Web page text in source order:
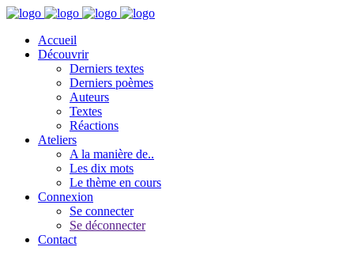
Accueil
Découvrir
Derniers textes
Derniers poèmes
Auteurs
Textes
Réactions
Ateliers
A la manière de..
Les dix mots
Le thème en cours
Connexion
Se connecter
Se déconnecter
Contact